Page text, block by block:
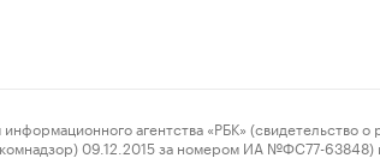
агентства «РБК» (свидетельство о
09.12.2015 за номером ИА №ФС77-63848)